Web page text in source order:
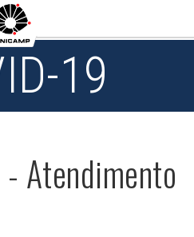
19
Atendimento